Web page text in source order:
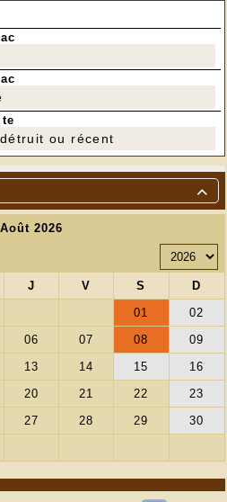

ou récent